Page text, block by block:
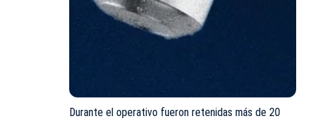
Durante el operativo fueron retenidas más de 20